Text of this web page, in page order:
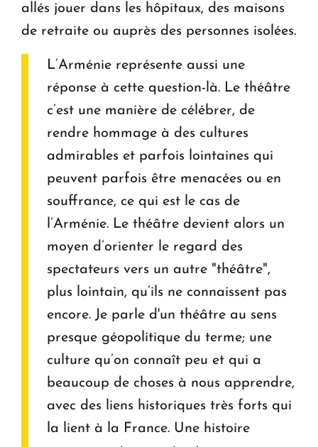
allés jouer dans les hôpitaux, des maisons
de retraite ou auprès des personnes isolées.
L’Arménie représente aussi une
réponse à cette question-là. Le théâtre
c’est une manière de célébrer, de
rendre hommage à des cultures
admirables et parfois lointaines qui
peuvent parfois être menacées ou en
souffrance, ce qui est le cas de
l’Arménie. Le théâtre devient alors un
moyen d’orienter le regard des
spectateurs vers un autre "théâtre",
plus lointain, qu’ils ne connaissent pas
encore. Je parle d'un théâtre au sens
presque géopolitique du terme; une
culture qu’on connaît peu et qui a
beaucoup de choses à nous apprendre,
avec des liens historiques très forts qui
la lient à la France. Une histoire